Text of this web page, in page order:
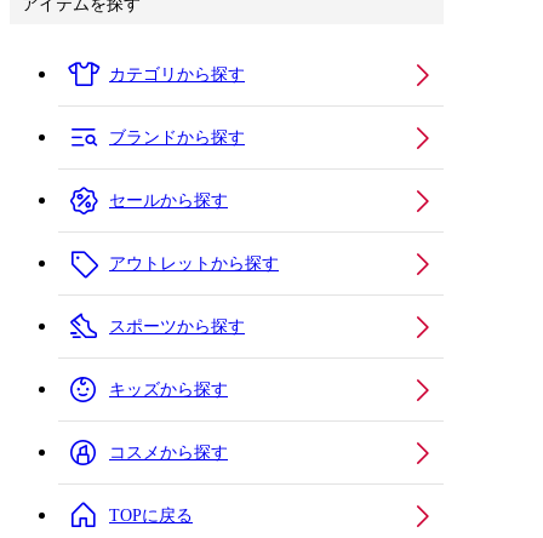
アイテムを探す
カテゴリから探す
ブランドから探す
セールから探す
アウトレットから探す
スポーツから探す
キッズから探す
コスメから探す
TOPに戻る